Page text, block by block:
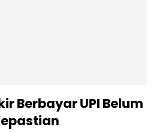
Berbayar UPI Belum